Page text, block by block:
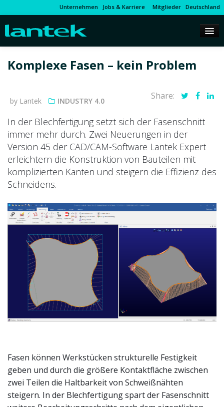
Unternehmen Jobs & Karriere Mitglieder Deutschland
Komplexe Fasen – kein Problem
by Lantek INDUSTRY 4.0 Share:
In der Blechfertigung setzt sich der Fasenschnitt
immer mehr durch. Zwei Neuerungen in der
Version 45 der CAD/CAM-Software Lantek Expert
erleichtern die Konstruktion von Bauteilen mit
komplizierten Kanten und steigern die Effizienz des
Schneidens.
Fasen können Werkstücken strukturelle Festigkeit
geben und durch die größere Kontaktfläche zwischen
zwei Teilen die Haltbarkeit von Schweißnähten
steigern. In der Blechfertigung spart der Fasenschnitt